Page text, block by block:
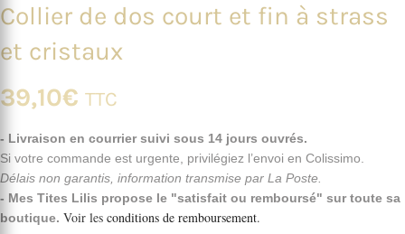
Collier de dos court et fin à strass
et cristaux
39,10€ TTC
- Livraison en courrier suivi sous 14 jours ouvrés.
Si votre commande est urgente, privilégiez l’envoi en Colissimo.
Délais non garantis, information transmise par La Poste.
- Mes Tites Lilis propose le "satisfait ou remboursé" sur toute sa
boutique. Voir les conditions de remboursement.